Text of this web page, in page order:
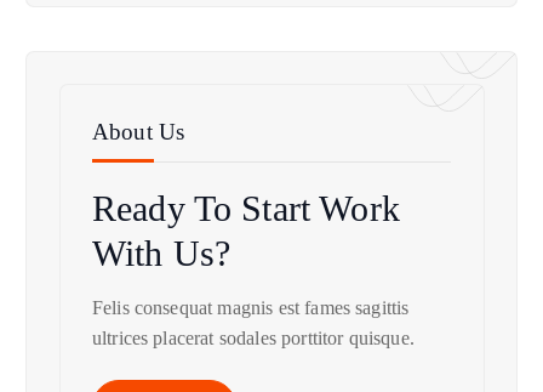
About Us
Ready To StartWork
With Us?
Felis consequat magnis est fames sagittis
ultrices placerat sodales porttitor quisque.